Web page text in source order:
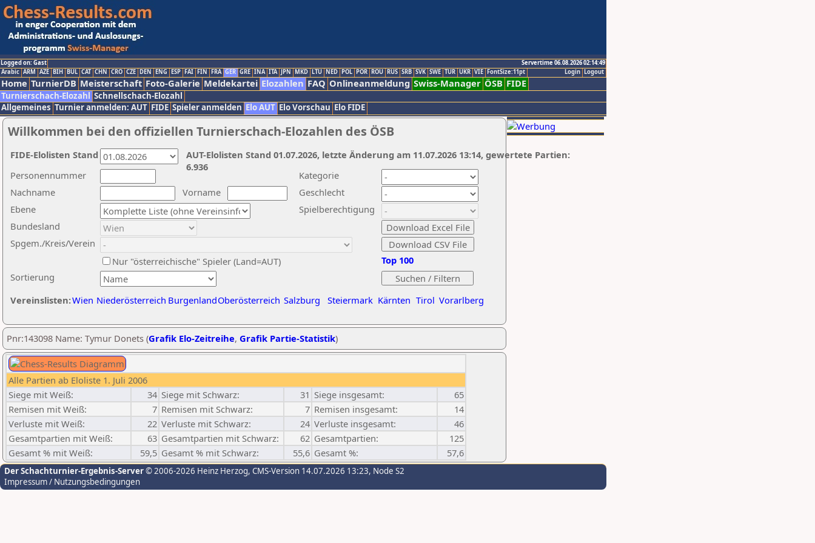
Logged on: Gast
Servertime 06.08.2026 02:14:49
Logout
Login
Arabic ARM AZE BIH BUL CAT CHN CRO CZE DEN ENG ESP FAI FIN FRA GER GRE INA ITA JPN MKD LTU NED POL POR ROU RUS SRB SVK SWE TUR UKR VIE FontSize:11pt
Home TurnierDB Meisterschaft Foto-Galerie Meldekartei Elozahlen FAQ Onlineanmeldung Swiss-Manager ÖSB FIDE
Turnierschach-Elozahl Schnellschach-Elozahl
Allgemeines Turnier anmelden: AUT FIDE Spieler anmelden Elo AUT Elo Vorschau Elo FIDE
Willkommen bei den offiziellen Turnierschach-Elozahlen des ÖSB
Nachname
Vorname
Ebene
Kategorie
Sortierung
Personennummer
Bundesland
Spgem./Kreis/Verein
Geschlecht
Nur "österreichische" Spieler (Land=AUT)
Spielberechtigung
Vereinslisten:Wien Niederösterreich BurgenlandOberösterreich Salzburg Steiermark Kärnten Tirol Vorarlberg
Top 100
AUT-Elolisten Stand 01.07.2026, letzte Änderung am 11.07.2026 13:14, gewertete Partien:
6.936
FIDE-Elolisten Stand
Pnr:143098 Name: Tymur Donets (Grafik Elo-Zeitreihe, Grafik Partie-Statistik)
Alle Partien ab Eloliste 1. Juli 2006
Siege mit Weiß:
34 Siege mit Schwarz: 31 Siege insgesamt:
65
Remisen mit Weiß:
7 Remisen mit Schwarz: 7 Remisen insgesamt:
14
Verluste mit Weiß:
22 Verluste mit Schwarz: 24 Verluste insgesamt:
46
Gesamtpartien mit Weiß:
63 Gesamtpartien mit Schwarz: 62 Gesamtpartien:
125
Gesamt % mit Weiß:
59,5 Gesamt % mit Schwarz: 55,6 Gesamt %: 57,6
Der Schachturnier-Ergebnis-Server© 2006-2026 Heinz Herzog, CMS-Version 14.07.2026 13:23, Node S2
Impressum / Nutzungsbedingungen